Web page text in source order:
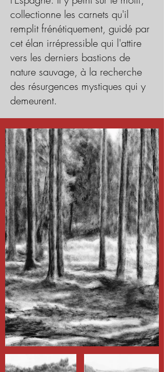
collectionne les carnets qu'il
remplit frénétiquement, guidé par
cet élan irrépressible qui l'attire
vers les derniers bastions de
nature sauvage, à la recherche
des résurgences mystiques qui y
demeurent.